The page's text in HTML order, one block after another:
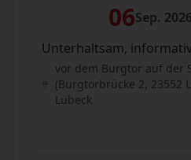
06Sep. 2026
Unterhaltsam,
vor dem Burgtor auf der
(Burgtorbrücke 2, 23552
Lübeck